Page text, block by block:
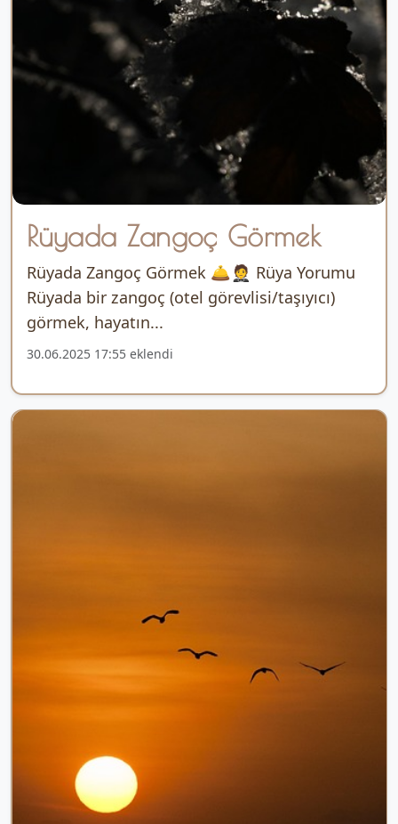
Rüyada Zangoç Görmek
Rüyada Zangoç Görmek 🛎️🤵 Rüya Yorumu
Rüyada bir zangoç (otel görevlisi/taşıyıcı)
görmek, hayatın...
30.06.2025 17:55 eklendi